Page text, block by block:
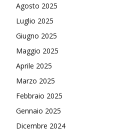
Agosto 2025
Luglio 2025
Giugno 2025
Maggio 2025
Aprile 2025
Marzo 2025
Febbraio 2025
Gennaio 2025
Dicembre 2024